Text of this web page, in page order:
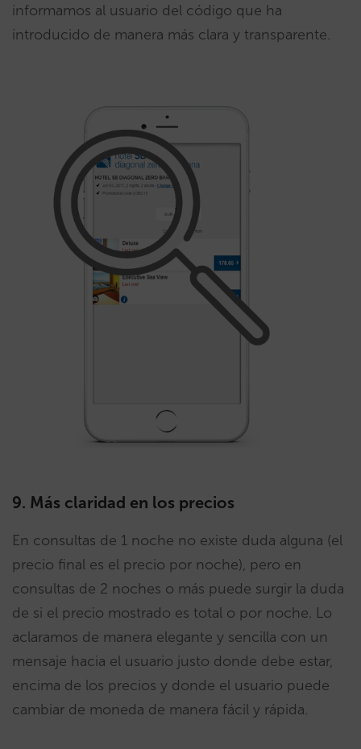
informamos al usuario del código que ha
introducido de manera más clara y transparente.
9. Más claridad en los precios
En consultas de 1 noche no existe duda alguna (el
precio final es el precio por noche), pero en
consultas de 2 noches o más puede surgir la duda
de si el precio mostrado es total o por noche. Lo
aclaramos de manera elegante y sencilla con un
mensaje hacia el usuario justo donde debe estar,
encima de los precios y donde el usuario puede
cambiar de moneda de manera fácil y rápida.